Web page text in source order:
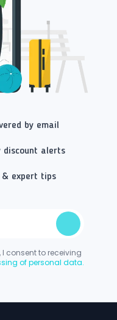
by email
discount alerts
& expert tips
consent to receiving
of personal data.